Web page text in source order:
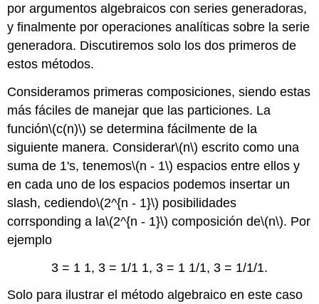
por argumentos algebraicos con series generadoras,
y finalmente por operaciones analíticas sobre la serie
generadora. Discutiremos solo los dos primeros de
estos métodos.
Consideramos primeras composiciones, siendo estas
más fáciles de manejar que las particiones. La
función\(c(n)\) se determina fácilmente de la
siguiente manera. Considerar\(n\) escrito como una
suma de 1's, tenemos\(n - 1\) espacios entre ellos y
en cada uno de los espacios podemos insertar un
slash, cediendo\(2^{n - 1}\) posibilidades
corrsponding a la\(2^{n - 1}\) composición de\(n\). Por
ejemplo
3 = 1 1, 3 = 1/1 1, 3 = 1 1/1, 3 = 1/1/1.
Solo para ilustrar el método algebraico en este caso